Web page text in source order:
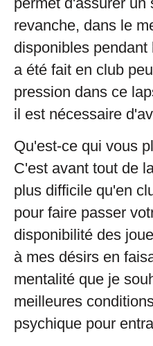
revanche, dans le
disponibles
a été fait en club
pression dans ce
il est nécessaire
Qu'est-ce qui vous
C'est avant tout de
plus difficile qu'en
pour faire passer
disponibilité des
à mes désirs en
mentalité que je
meilleures
psychique pour